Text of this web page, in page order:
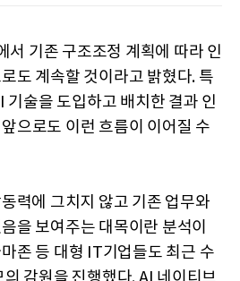
서 기존 구조조정 계획에 따라 인
도 계속할 것이라고 밝혔다. 특
기술을 도입하고 배치한 결과 인
으로도 이런 흐름이 이어질 수
력에 그치지 않고 기존 업무와
을 보여주는 대목이란 분석이
존 등 대형 IT기업들도 최근 수